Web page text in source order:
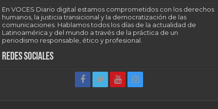
En VOCES Diario digital estamos comprometidos con los derechos
humanos, la justicia transicional y la democratización de las
comunicaciones. Hablamos todos los días de la actualidad de
Latinoamérica y del mundo a través de la práctica de un
periodismo responsable, ético y profesional.
Redes sociales